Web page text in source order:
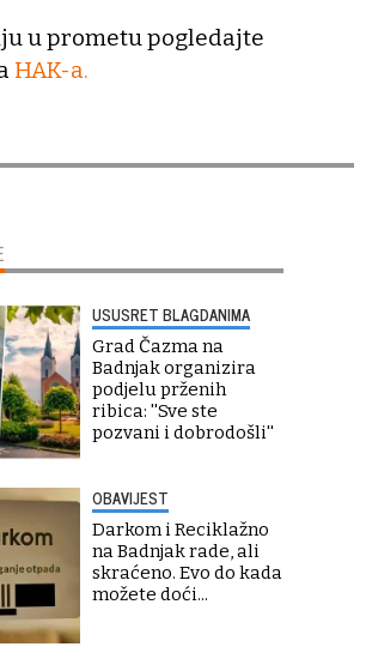
u prometu pogledajte
HAK-a.
USUSRET BLAGDANIMA
Grad Čazma na
Badnjak organizira
podjelu prženih
ribica: ''Sve ste
pozvani i dobrodošli''
OBAVIJEST
Darkom i Reciklažno
na Badnjak rade, ali
skraćeno. Evo do kada
možete doći...